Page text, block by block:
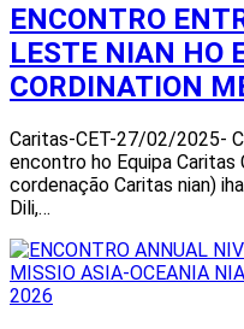
ENCONTRO
LESTE NIAN HO
CORDINATION
Caritas-CET-27/02/2025-
encontro ho Equipa
cordenação Caritas nian)
Dili,…